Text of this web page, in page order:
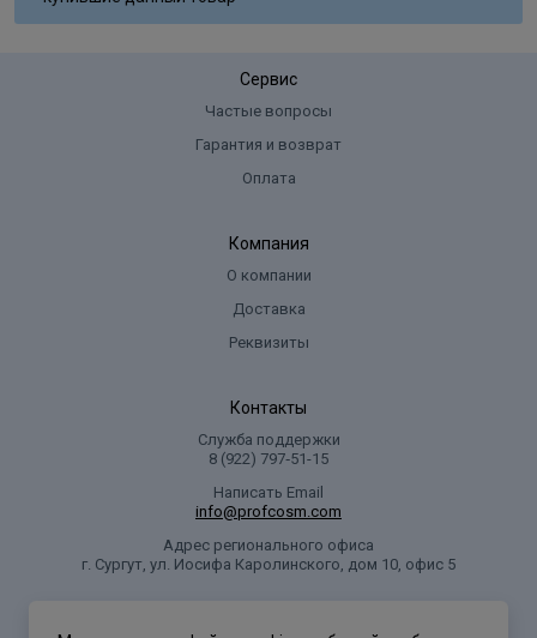
Сервис
Частые вопросы
Гарантия и возврат
Оплата
Компания
О компании
Доставка
Реквизиты
Контакты
Служба поддержки
8 (922) 797‑51-15
Написать Email
info@profcosm.com
Адрес регионального офиса
г. Сургут, ул. Иосифа Каролинского, дом 10, офис 5